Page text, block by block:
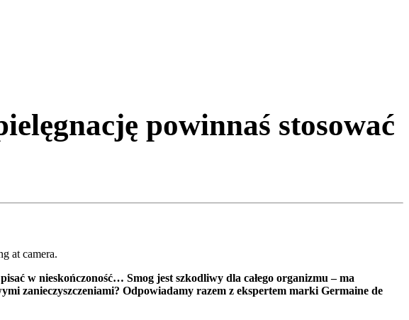
powinnaś stosować
at camera.
w nieskończoność… Smog jest szkodliwy dla całego organizmu – ma
zanieczyszczeniami? Odpowiadamy razem z ekspertem marki Germaine de